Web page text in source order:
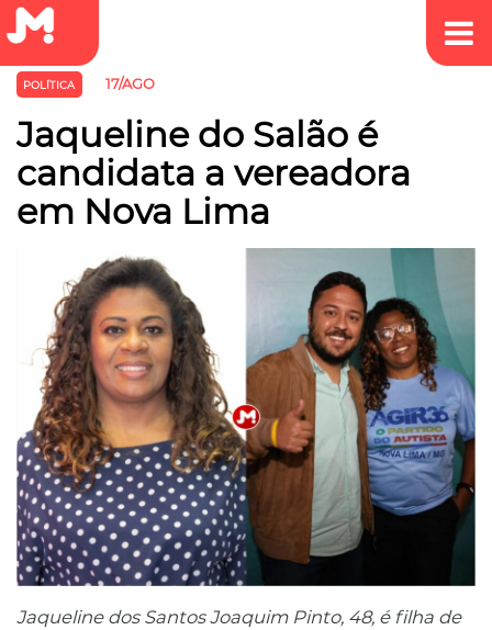
POLÍTICA 17/AGO
Jaqueline do Salão é
candidata a vereadora
em Nova Lima
Jaqueline dos Santos Joaquim Pinto, 48, é filha de